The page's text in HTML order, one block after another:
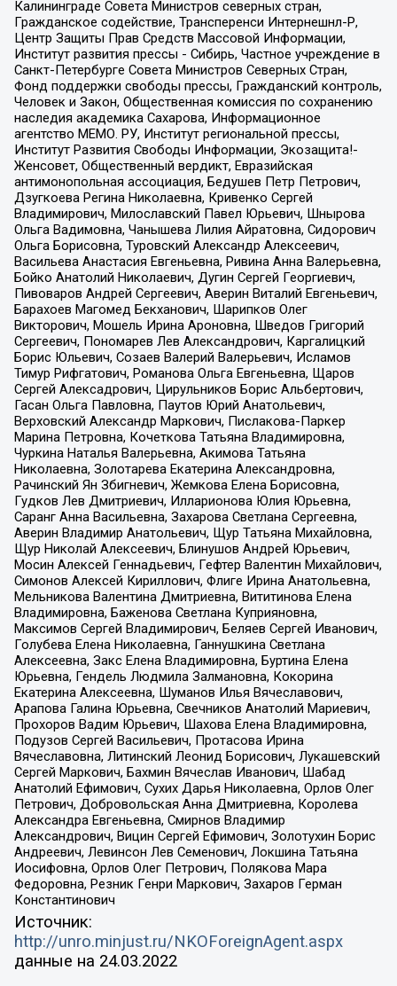
Калининграде Совета Министров северных стран,
Гражданское содействие, Трансперенси Интернешнл-Р,
Центр Защиты Прав Средств Массовой Информации,
Институт развития прессы - Сибирь, Частное учреждение в
Санкт-Петербурге Совета Министров Северных Стран,
Фонд поддержки свободы прессы, Гражданский контроль,
Человек и Закон, Общественная комиссия по сохранению
наследия академика Сахарова, Информационное
агентство МЕМО. РУ, Институт региональной прессы,
Институт Развития Свободы Информации, Экозащита!-
Женсовет, Общественный вердикт, Евразийская
антимонопольная ассоциация, Бедушев Петр Петрович,
Дзугкоева Регина Николаевна, Кривенко Сергей
Владимирович, Милославский Павел Юрьевич, Шнырова
Ольга Вадимовна, Чанышева Лилия Айратовна, Сидорович
Ольга Борисовна, Туровский Александр Алексеевич,
Васильева Анастасия Евгеньевна, Ривина Анна Валерьевна,
Бойко Анатолий Николаевич, Дугин Сергей Георгиевич,
Пивоваров Андрей Сергеевич, Аверин Виталий Евгеньевич,
Барахоев Магомед Бекханович, Шарипков Олег
Викторович, Мошель Ирина Ароновна, Шведов Григорий
Сергеевич, Пономарев Лев Александрович, Каргалицкий
Борис Юльевич, Созаев Валерий Валерьевич, Исламов
Тимур Рифгатович, Романова Ольга Евгеньевна, Щаров
Сергей Алексадрович, Цирульников Борис Альбертович,
Гасан Ольга Павловна, Паутов Юрий Анатольевич,
Верховский Александр Маркович, Пислакова-Паркер
Марина Петровна, Кочеткова Татьяна Владимировна,
Чуркина Наталья Валерьевна, Акимова Татьяна
Николаевна, Золотарева Екатерина Александровна,
Рачинский Ян Збигневич, Жемкова Елена Борисовна,
Гудков Лев Дмитриевич, Илларионова Юлия Юрьевна,
Саранг Анна Васильевна, Захарова Светлана Сергеевна,
Аверин Владимир Анатольевич, Щур Татьяна Михайловна,
Щур Николай Алексеевич, Блинушов Андрей Юрьевич,
Мосин Алексей Геннадьевич, Гефтер Валентин Михайлович,
Симонов Алексей Кириллович, Флиге Ирина Анатольевна,
Мельникова Валентина Дмитриевна, Вититинова Елена
Владимировна, Баженова Светлана Куприяновна,
Максимов Сергей Владимирович, Беляев Сергей Иванович,
Голубева Елена Николаевна, Ганнушкина Светлана
Алексеевна, Закс Елена Владимировна, Буртина Елена
Юрьевна, Гендель Людмила Залмановна, Кокорина
Екатерина Алексеевна, Шуманов Илья Вячеславович,
Арапова Галина Юрьевна, Свечников Анатолий Мариевич,
Прохоров Вадим Юрьевич, Шахова Елена Владимировна,
Подузов Сергей Васильевич, Протасова Ирина
Вячеславовна, Литинский Леонид Борисович, Лукашевский
Сергей Маркович, Бахмин Вячеслав Иванович, Шабад
Анатолий Ефимович, Сухих Дарья Николаевна, Орлов Олег
Петрович, Добровольская Анна Дмитриевна, Королева
Александра Евгеньевна, Смирнов Владимир
Александрович, Вицин Сергей Ефимович, Золотухин Борис
Андреевич, Левинсон Лев Семенович, Локшина Татьяна
Иосифовна, Орлов Олег Петрович, Полякова Мара
Федоровна, Резник Генри Маркович, Захаров Герман
Константинович
Источник:
http://unro.minjust.ru/NKOForeignAgent.aspx
данные на 24.03.2022